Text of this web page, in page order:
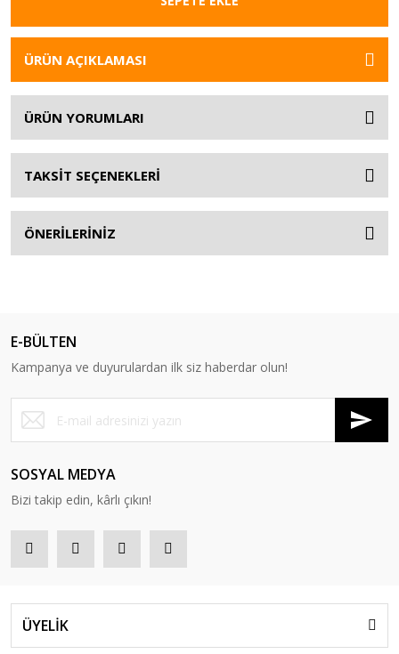
ÜRÜN AÇIKLAMASI
ÜRÜN YORUMLARI
TAKSİT SEÇENEKLERİ
ÖNERİLERİNİZ
E-BÜLTEN
Kampanya ve duyurulardan ilk siz haberdar olun!
SOSYAL MEDYA
Bizi takip edin, kârlı çıkın!
ÜYELİK